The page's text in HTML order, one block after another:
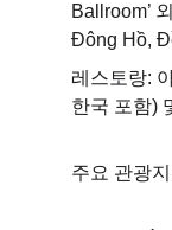
Ballroom’
Đông Hồ,
레스토랑:
한국 포함)
주요 관광